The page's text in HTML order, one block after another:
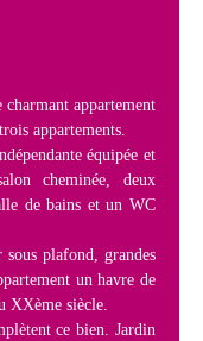
appartement
appartements.
équipée et
cheminée, deux
de bains et un WC
sous plafond, grandes
un havre de
XXème siècle.
ce bien. Jardin